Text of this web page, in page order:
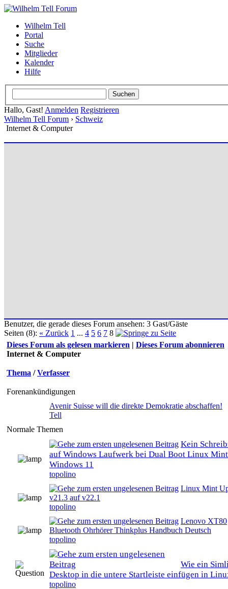
Wilhelm Tell
Portal
Suche
Mitglieder
Kalender
Hilfe
Hallo, Gast! Anmelden Registrieren
Wilhelm Tell Forum › Schweiz
Internet & Computer
Benutzer, die gerade dieses Forum ansehen: 3 Gast/Gäste
Seiten (8): « Zurück 1 ... 4 5 6 7 8
Dieses Forum als gelesen markieren | Dieses Forum abonnieren
Internet & Computer
Thema /Verfasser
Forenankündigungen
Avenir Suisse will die direkte Demokratie abschaffen!
Tell
Normale Themen
Kein
auf Windows Laufwerk bei Dual Boot Linux
Windows 11
topolino
0 Bewertung(en) - 0 von 5 durchschnittlich
Linux Mint
v21.3 auf v22.1
topolino
0 Bewertung(en) - 0 von 5 durchschnittlich
Lenovo XT80
Bluetooth Ohrhörer Thinkplus Handbuch Deutsch
topolino
0 Bewertung(en) - 0 von 5 durchschnittlich
Wie ein
Desktop in die untere Startleiste einfügen in
topolino
0 Bewertung(en) - 0 von 5 durchschnittlich